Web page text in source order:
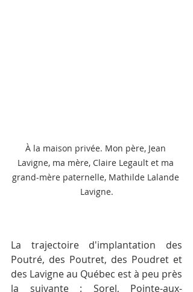
À la maison privée. Mon père, Jean
Lavigne, ma mère, Claire Legault et ma
grand-mère paternelle, Mathilde Lalande
Lavigne.
La trajectoire d'implantation des
Poutré, des Poutret, des Poudret et
des Lavigne au Québec est à peu près
la suivante : Sorel, Pointe-aux-